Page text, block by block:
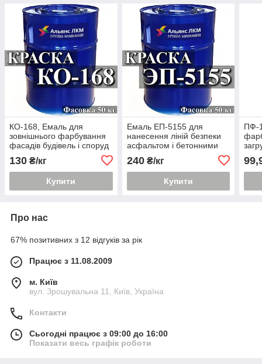
КО-168, Емаль для
зовнішнього фарбування
фасадів будівель і споруд
130 ₴/кг
Купити
Емаль ЕП-5155 для
нанесення ліній безпеки
асфальтом і бетонними
240₴/кг
Купити
ПФ-
Про нас
67% позитивних з 12 відгуків за рік
Працює з 11.08.2009
м. Київ
вул. Зрошувальна 11, Київ, Україна
Контакти
Сьогодні працює з 09:00 до 16:00
Показати весь графік роботи